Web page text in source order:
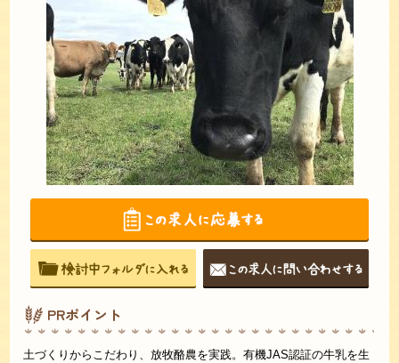
PRポイント
土づくりからこだわり、放牧酪農を実践。有機JAS認証の牛乳を生